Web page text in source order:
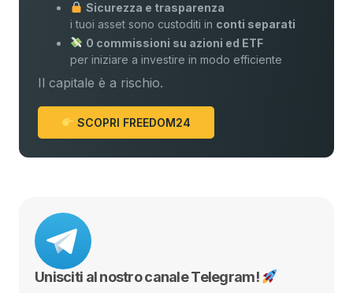
Sicurezza e trasparenza
i tuoi asset sono custoditi in conti separati
0 commissioni su azioni ed ETF
per iniziare a investire in modo efficiente
Il capitale è a rischio.
SCOPRI FREEDOM24
Unisciti al nostro canale Telegram!